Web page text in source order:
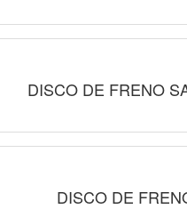
DISCO DE FRENO
DISCO DE